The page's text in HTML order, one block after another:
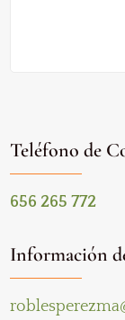
Teléfono de
656 265 772
Información